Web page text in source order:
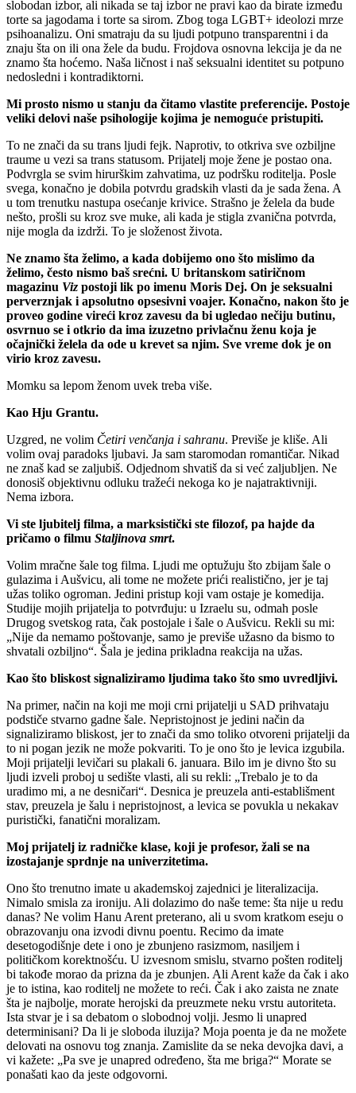
slobodan izbor, ali nikada se taj izbor ne pravi kao da birate između
torte sa jagodama i torte sa sirom. Zbog toga LGBT+ ideolozi mrze
psihoanalizu. Oni smatraju da su ljudi potpuno transparentni i da
znaju šta on ili ona žele da budu. Frojdova osnovna lekcija je da ne
znamo šta hoćemo. Naša ličnost i naš seksualni identitet su potpuno
nedosledni i kontradiktorni.
Mi prosto nismo u stanju da čitamo vlastite preferencije. Postoje
veliki delovi naše psihologije kojima je nemoguće pristupiti.
To ne znači da su trans ljudi fejk. Naprotiv, to otkriva sve ozbiljne
traume u vezi sa trans statusom. Prijatelj moje žene je postao ona.
Podvrgla se svim hirurškim zahvatima, uz podršku roditelja. Posle
svega, konačno je dobila potvrdu gradskih vlasti da je sada žena. A
u tom trenutku nastupa osećanje krivice. Strašno je želela da bude
nešto, prošli su kroz sve muke, ali kada je stigla zvanična potvrda,
nije mogla da izdrži. To je složenost života.
Ne znamo šta želimo, a kada dobijemo ono što mislimo da
želimo, često nismo baš srećni. U britanskom satiričnom
magazinu Viz postoji lik po imenu Moris Dej. On je seksualni
perverznjak i apsolutno opsesivni voajer. Konačno, nakon što je
proveo godine vireći kroz zavesu da bi ugledao nečiju butinu,
osvrnuo se i otkrio da ima izuzetno privlačnu ženu koja je
očajnički želela da ode u krevet sa njim. Sve vreme dok je on
virio kroz zavesu.
Momku sa lepom ženom uvek treba više.
Kao Hju Grantu.
Uzgred, ne volim Četiri venčanja i sahranu. Previše je kliše. Ali
volim ovaj paradoks ljubavi. Ja sam staromodan romantičar. Nikad
ne znaš kad se zaljubiš. Odjednom shvatiš da si već zaljubljen. Ne
donosiš objektivnu odluku tražeći nekoga ko je najatraktivniji.
Nema izbora.
Vi ste ljubitelj filma, a marksistički ste filozof, pa hajde da
pričamo o filmu Staljinova smrt.
Volim mračne šale tog filma. Ljudi me optužuju što zbijam šale o
gulazima i Aušvicu, ali tome ne možete prići realistično, jer je taj
užas toliko ogroman. Jedini pristup koji vam ostaje je komedija.
Studije mojih prijatelja to potvrđuju: u Izraelu su, odmah posle
Drugog svetskog rata, čak postojale i šale o Aušvicu. Rekli su mi:
„Nije da nemamo poštovanje, samo je previše užasno da bismo to
shvatali ozbiljno“. Šala je jedina prikladna reakcija na užas.
Kao što bliskost signaliziramo ljudima tako što smo uvredljivi.
Na primer, način na koji me moji crni prijatelji u SAD prihvataju
podstiče stvarno gadne šale. Nepristojnost je jedini način da
signaliziramo bliskost, jer to znači da smo toliko otvoreni prijatelji da
to ni pogan jezik ne može pokvariti. To je ono što je levica izgubila.
Moji prijatelji levičari su plakali 6. januara. Bilo im je divno što su
ljudi izveli proboj u sedište vlasti, ali su rekli: „Trebalo je to da
uradimo mi, a ne desničari“. Desnica je preuzela anti-establišment
stav, preuzela je šalu i nepristojnost, a levica se povukla u nekakav
puristički, fanatični moralizam.
Moj prijatelj iz radničke klase, koji je profesor, žali se na
izostajanje sprdnje na univerzitetima.
Ono što trenutno imate u akademskoj zajednici je literalizacija.
Nimalo smisla za ironiju. Ali dolazimo do naše teme: šta nije u redu
danas? Ne volim Hanu Arent preterano, ali u svom kratkom eseju o
obrazovanju ona izvodi divnu poentu. Recimo da imate
desetogodišnje dete i ono je zbunjeno rasizmom, nasiljem i
političkom korektnošću. U izvesnom smislu, stvarno pošten roditelj
bi takođe morao da prizna da je zbunjen. Ali Arent kaže da čak i ako
je to istina, kao roditelj ne možete to reći. Čak i ako zaista ne znate
šta je najbolje, morate herojski da preuzmete neku vrstu autoriteta.
Ista stvar je i sa debatom o slobodnoj volji. Jesmo li unapred
determinisani? Da li je sloboda iluzija? Moja poenta je da ne možete
delovati na osnovu tog znanja. Zamislite da se neka devojka davi, a
vi kažete: „Pa sve je unapred određeno, šta me briga?“ Morate se
ponašati kao da jeste odgovorni.